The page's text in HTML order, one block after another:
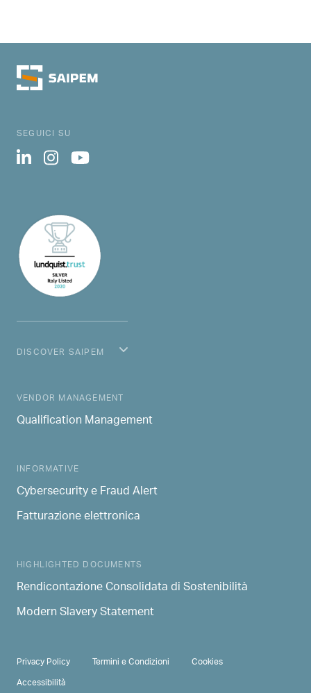
SEGUICI SU
DISCOVER SAIPEM
MAIN NAVIGATION
VENDOR MANAGEMENT
Qualification Management
INFORMATIVE
Cybersecurity e Fraud Alert
Fatturazione elettronica
HIGHLIGHTED DOCUMENTS
Rendicontazione Consolidata di Sostenibilità
Modern Slavery Statement
PRIVACY & TERMS
Privacy Policy Termini e Condizioni
Cookies
Accessibilità